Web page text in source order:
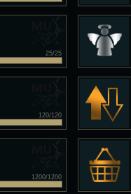
25/25
120/120
1200/1200